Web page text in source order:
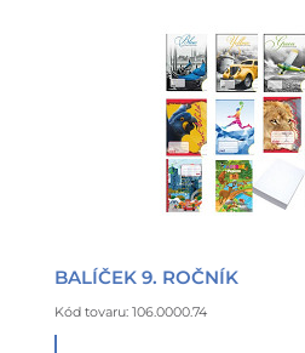
BALÍČEK 9. ROČNÍK
Kód tovaru: 106.0000.74